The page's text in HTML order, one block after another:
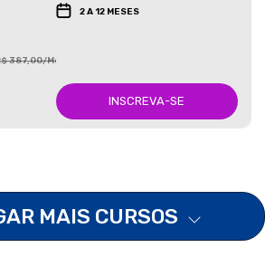
2 A 12 MESES
387,00/Mês
INSCREVA-SE
MAIS CURSOS